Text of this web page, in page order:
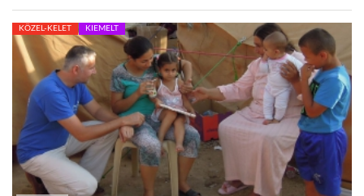
KÖZEL-KELET KIEMELT